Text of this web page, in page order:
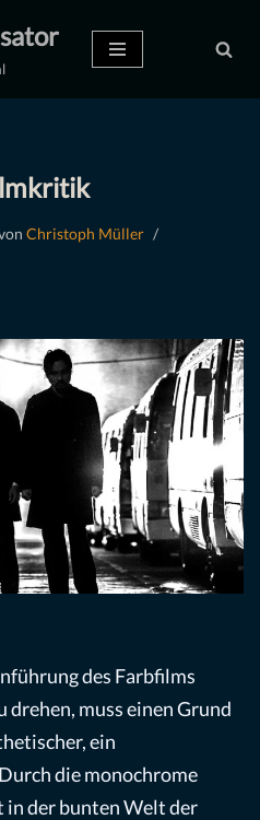
Christoph Müller
des Farbfilms
muss einen Grund
ein
die monochrome
der bunten Welt der